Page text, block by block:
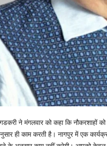
ने मंगलवार को कहा कि नौकरशाहों
ही काम करती है। नागपुर में एक